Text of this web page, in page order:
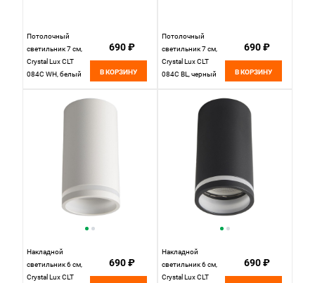
Потолочный
светильник 7 см,
Crystal Lux CLT
084C WH, белый
690 ₽
В КОРЗИНУ
Потолочный
светильник 7 см,
Crystal Lux CLT
084C BL, черный
690 ₽
В КОРЗИНУ
Накладной
светильник 6 см,
Crystal Lux CLT
690 ₽
Накладной
светильник 6 см,
Crystal Lux CLT
690 ₽